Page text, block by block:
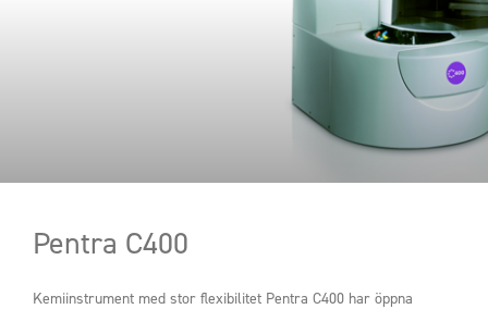
Pentra C400
Kemiinstrument med stor flexibilitet Pentra C400 har öppna